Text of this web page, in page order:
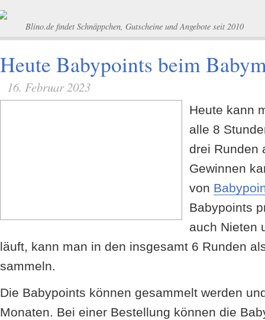
Blino.de findet Schnäppchen, Gutscheine und Angebote seit 2010
Heute Babypoints beim
16. Februar 2023
Heute kann
alle 8
drei Runden
Gewinnen
von
Babypoints
auch Nieten
läuft, kann man in den insgesamt 6 Runden
sammeln.
Die Babypoints können gesammelt werden
Monaten. Bei einer Bestellung können die